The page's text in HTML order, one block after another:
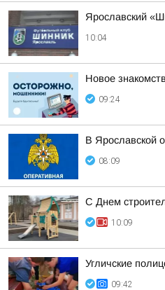
Ярославский
10:04
Новое
09:24
В Ярославской
08:09
С Днем
10:09
Угличские
09:42